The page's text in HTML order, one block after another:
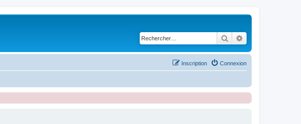
Rechercher
Connexion
Inscription